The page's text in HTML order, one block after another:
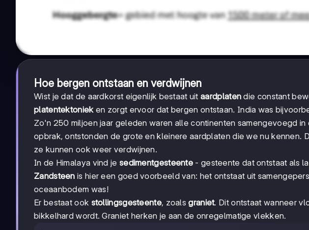
Hoe bergen ontstaan en verdwijnen
Wist je dat de aardkorst eigenlijk bestaat uitaardplaten die constant
platentektonieken zorgt ervoor dat bergen ontstaan. India was
Zo'n 250 miljoen jaar geleden waren alle continenten samengevoegd in
opbrak, ontstonden de grote en kleinere aardplaten die we nu kennen.
ze kunnen ook weer verdwijnen.
In de Himalaya vind je sedimentgesteente - gesteente dat ontstaat als
Zandsteen is hier een goed voorbeeld van: het ontstaat uit
oceaanbodem was!
Er bestaat ook stollingsgesteente, zoalsgraniet. Dit ontstaat wanneer
bikkelhard wordt. Graniet herken je aan de onregelmatige vlekken.